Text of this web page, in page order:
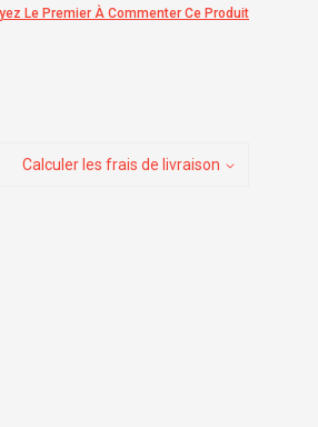
Le Premier À Commenter Ce Produit
Calculer les frais de livraison